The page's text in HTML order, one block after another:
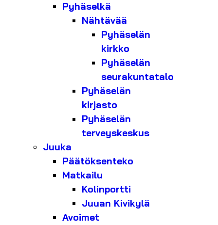
Pyhäselkä
Nähtävää
Pyhäselän
kirkko
Pyhäselän
seurakuntatalo
Pyhäselän
kirjasto
Pyhäselän
terveyskeskus
Juuka
Päätöksenteko
Matkailu
Kolinportti
Juuan Kivikylä
Avoimet